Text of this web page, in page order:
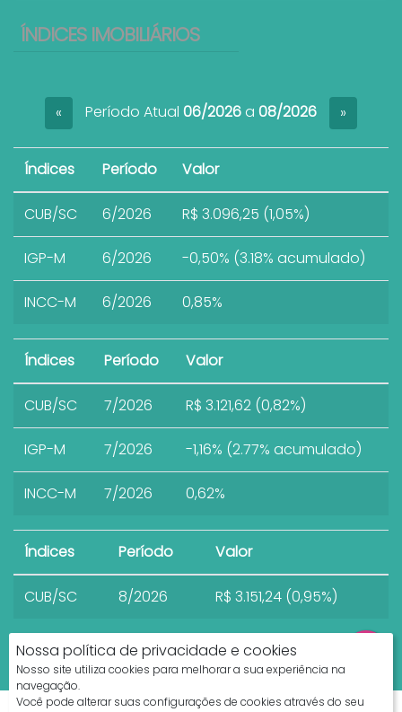
Nossa política de privacidade e cookies
Nosso site utiliza cookies para melhorar a sua experiência na
navegação.
Você pode alterar suas configurações de cookies através do seu
ÍNDICES IMOBILIÁRIOS
« Período Atual 06/2026a 08/2026 »
Índices Período Valor
CUB/SC 6/2026 R$ 3.096,25 (1,05%)
IGP-M 6/2026 -0,50% (3.18% acumulado)
INCC-M 6/2026 0,85%
Índices Período Valor
CUB/SC 7/2026 R$ 3.121,62 (0,82%)
IGP-M 7/2026 -1,16% (2.77% acumulado)
INCC-M 7/2026 0,62%
Índices Período Valor
CUB/SC 8/2026 R$ 3.151,24 (0,95%)